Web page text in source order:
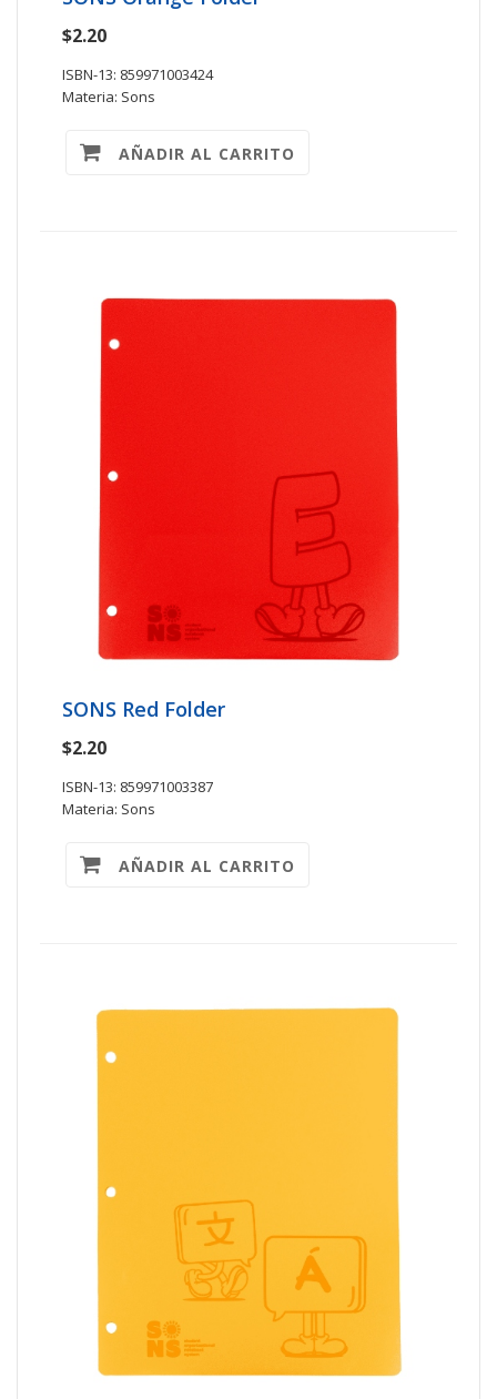
$2.20
ISBN-13: 859971003424
Materia: Sons
AÑADIR AL CARRITO
SONS Red Folder
$2.20
ISBN-13: 859971003387
Materia: Sons
AÑADIR AL CARRITO